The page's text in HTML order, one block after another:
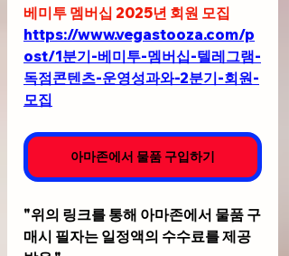
베미투 멤버십 2025년 회원 모집
https://www.vegastooza.com/p
ost/1분기-베미투-멤버십-텔레그램-
독점콘텐츠-운영성과와-2분기-회원-
모집
아마존에서 물품 구입하기
"위의 링크를 통해 아마존에서 물품 구
매시 필자는 일정액의 수수료를 제공